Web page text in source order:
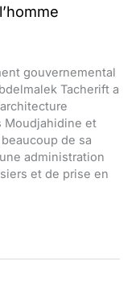
gouvernemental
Tacherift a
Moudjahidine et
de sa
administration
et de prise en